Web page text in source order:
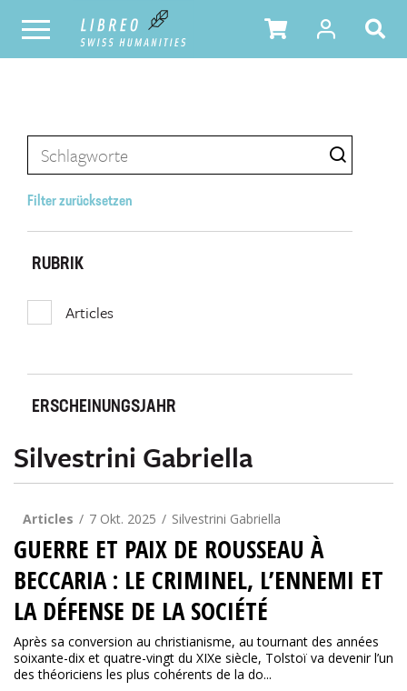
Filter zurücksetzen
RUBRIK
Articles
ERSCHEINUNGSJAHR
Silvestrini Gabriella
Articles 7 Okt. 2025 Silvestrini Gabriella
GUERRE ET PAIX DE ROUSSEAU À
BECCARIA : LE CRIMINEL, L’ENNEMI ET
LA DÉFENSE DE LA SOCIÉTÉ
Après sa conversion au christianisme, au tournant des années
soixante-dix et quatre-vingt du XIXe siècle, Tolstoï va devenir l’un
des théoriciens les plus cohérents de la do...